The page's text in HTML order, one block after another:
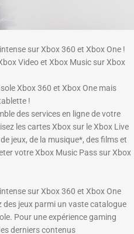
sur Xbox 360 et Xbox One !
Video et Xbox Music sur Xbox
Xbox 360 et Xbox One mais
ou tablette !
des services en ligne de votre
les cartes Xbox sur le Xbox Live
jeux, de la musique*, des films et
votre Xbox Music Pass sur Xbox
sur Xbox 360 et Xbox One
des jeux parmi un vaste catalogue
Pour une expérience gaming
derniers contenus